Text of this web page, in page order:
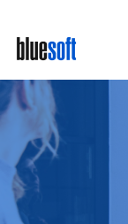
main
content